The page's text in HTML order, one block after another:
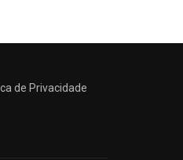
de Privacidade